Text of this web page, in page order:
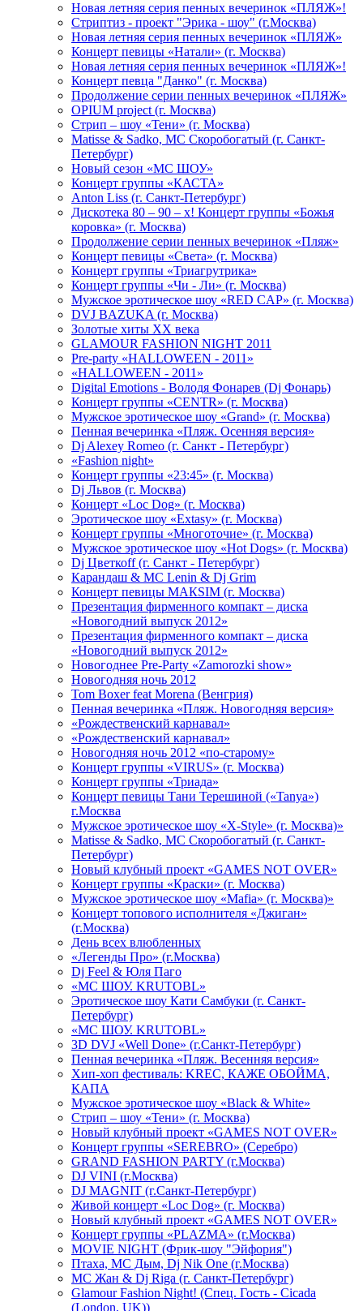
Новая летняя серия пенных вечеринок «ПЛЯЖ»!
Стриптиз - проект "Эрика - шоу" (г.Москва)
Новая летняя серия пенных вечеринок «ПЛЯЖ»
Концерт певицы «Натали» (г. Москва)
Новая летняя серия пенных вечеринок «ПЛЯЖ»!
Концерт певца "Данко" (г. Москва)
Продолжение серии пенных вечеринок «ПЛЯЖ»
OPIUM project (г. Москва)
Стрип – шоу «Тени» (г. Москва)
Matissе & Sadko, MC Скоробогатый (г. Санкт-
Петербург)
Новый сезон «МС ШОУ»
Концерт группы «КАСТА»
Anton Liss (г. Санкт-Петербург)
Дискотека 80 – 90 – х! Концерт группы «Божья
коровка» (г. Москва)
Продолжение серии пенных вечеринок «Пляж»
Концерт певицы «Света» (г. Москва)
Концерт группы «Триагрутрика»
Концерт группы «Чи - Ли» (г. Москва)
Мужское эротическое шоу «RED CAP» (г. Москва)
DVJ BAZUKA (г. Москва)
Золотые хиты XX века
GLAMOUR FASHION NIGHT 2011
Pre-party «HALLOWEEN - 2011»
«HALLOWEEN - 2011»
Digital Emotions - Володя Фонарев (Dj Фонарь)
Концерт группы «CENTR» (г. Москва)
Мужское эротическое шоу «Grand» (г. Москва)
Пенная вечеринка «Пляж. Осенняя версия»
Dj Alexey Romeo (г. Санкт - Петербург)
«Fashion night»
Концерт группы «23:45» (г. Москва)
Dj Львов (г. Москва)
Концерт «Loc Dog» (г. Москва)
Эротическое шоу «Extasy» (г. Москва)
Концерт группы «Многоточие» (г. Москва)
Мужское эротическое шоу «Hot Dogs» (г. Москва)
Dj Цветкоff (г. Санкт - Петербург)
Карандаш & МС Lenin & Dj Grim
Концерт певицы МАКSIМ (г. Москва)
Презентация фирменного компакт – диска
«Новогодний выпуск 2012»
Презентация фирменного компакт – диска
«Новогодний выпуск 2012»
Новогоднее Pre-Party «Zamorozki show»
Новогодняя ночь 2012
Tom Boxer feat Morena (Венгрия)
Пенная вечеринка «Пляж. Новогодняя версия»
«Рождественский карнавал»
«Рождественский карнавал»
Новогодняя ночь 2012 «по-старому»
Концерт группы «VIRUS» (г. Москва)
Концерт группы «Триада»
Концерт певицы Тани Терешиной («Tanya»)
г.Москва
Мужское эротическое шоу «X-Style» (г. Москва)»
Matissе & Sadko, MC Скоробогатый (г. Санкт-
Петербург)
Новый клубный проект «GAMES NOT OVER»
Концерт группы «Краски» (г. Москва)
Мужское эротическое шоу «Mafia» (г. Москва)»
Концерт топового исполнителя «Джиган»
(г.Москва)
День всех влюбленных
«Легенды Про» (г.Москва)
Dj Feel & Юля Паго
«МС ШОУ. KRUTOBL»
Эротическое шоу Кати Самбуки (г. Санкт-
Петербург)
«МС ШОУ. KRUTOBL»
3D DVJ «Well Done» (г.Санкт-Петербург)
Пенная вечеринка «Пляж. Весенняя версия»
Хип-хоп фестиваль: KREC, КАЖЕ ОБОЙМА,
КАПА
Мужское эротическое шоу «Black & White»
Стрип – шоу «Тени» (г. Москва)
Новый клубный проект «GAMES NOT OVER»
Концерт группы «SEREBRO» (Серебро)
GRAND FASHION PARTY (г.Москва)
DJ VINI (г.Москва)
DJ MAGNIT (г.Санкт-Петербург)
Живой концерт «Loc Dog» (г. Москва)
Новый клубный проект «GAMES NOT OVER»
Концерт группы «PLAZMA» (г.Москва)
MOVIE NIGHT (Фрик-шоу "Эйфория")
Птаха, МС Дым, Dj Nik One (г.Москва)
МС Жан & Dj Riga (г. Санкт-Петербург)
Glamour Fashion Night! (Спец. Гость - Cicada
(London, UK))